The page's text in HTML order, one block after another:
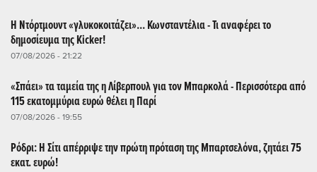
Η Ντόρτμουντ «γλυκοκοιτάζει»... Κωνσταντέλια - Τι αναφέρει το
δημοσίευμα της Kicker!
07/08/2026 - 21:22
«Σπάει» τα ταμεία της η Λίβερπουλ για τον Μπαρκολά - Περισσότερα από
115 εκατομμύρια ευρώ θέλει η Παρί
07/08/2026 - 19:55
Ρόδρι: Η Σίτι απέρριψε την πρώτη πρόταση της Μπαρτσελόνα, ζητάει 75
εκατ. ευρώ!